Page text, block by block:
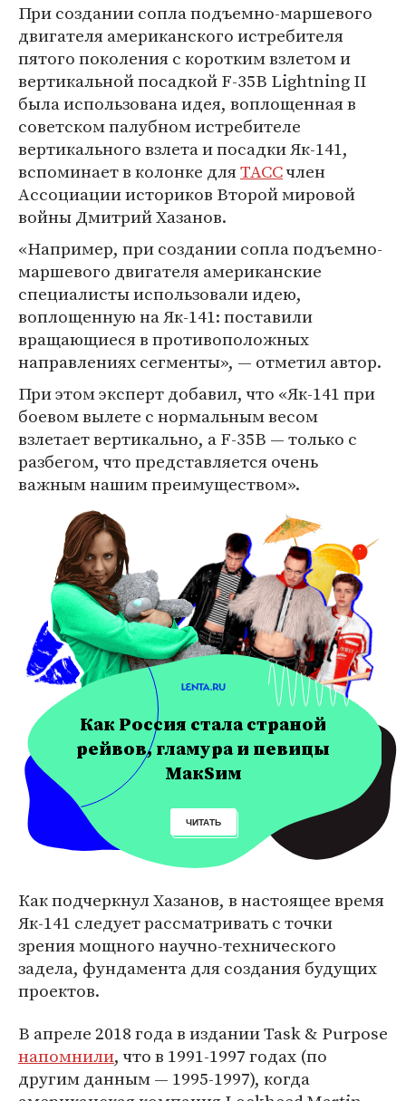
При создании сопла подъемно-маршевого
двигателя американского истребителя
пятого поколения с коротким взлетом и
вертикальной посадкой F-35B Lightning II
была использована идея, воплощенная в
советском палубном истребителе
вертикального взлета и посадки Як-141,
вспоминает в колонке дляТАССчлен
Ассоциации историков Второй мировой
войны Дмитрий Хазанов.
«Например, при создании сопла подъемно-
маршевого двигателя американские
специалисты использовали идею,
воплощенную на Як-141: поставили
вращающиеся в противоположных
направлениях сегменты», — отметил автор.
При этом эксперт добавил, что «Як-141 при
боевом вылете с нормальным весом
взлетает вертикально, а F-35B — только с
разбегом, что представляется очень
важным нашим преимуществом».
Как Россия стала страной
рейвов, гламура и певицы
МакSим
ЧИТАТЬ
Как подчеркнул Хазанов, в настоящее время
Як-141 следует рассматривать с точки
зрения мощного научно-технического
задела, фундамента для создания будущих
проектов.
В апреле 2018 года в издании Task & Purpose
напомнили, что в 1991-1997 годах (по
другим данным — 1995-1997), когда